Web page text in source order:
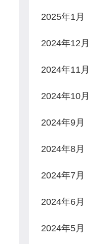
2025年1月
2024年12月
2024年11月
2024年10月
2024年9月
2024年8月
2024年7月
2024年6月
2024年5月